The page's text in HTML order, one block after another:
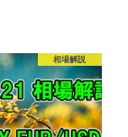
相場解説